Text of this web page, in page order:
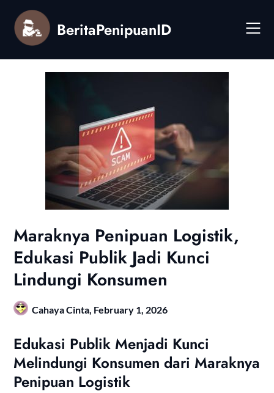
content
BeritaPenipuanID
Maraknya Penipuan Logistik,
Edukasi Publik Jadi Kunci
Lindungi Konsumen
Cahaya Cinta, February 1, 2026
Edukasi Publik Menjadi Kunci
Melindungi Konsumen dari Maraknya
Penipuan Logistik